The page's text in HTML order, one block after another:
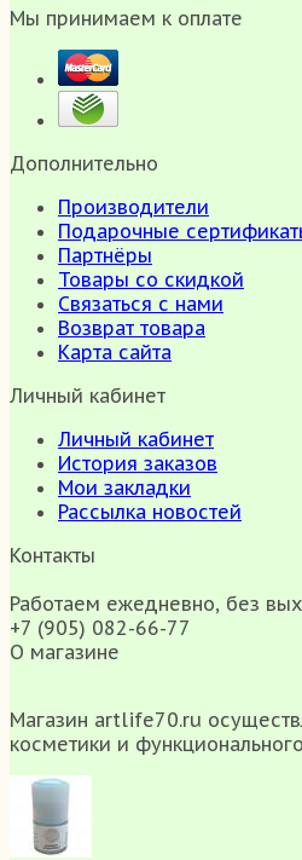
Мы принимаем к оплате
Дополнительно
Производители
Подарочные
Партнёры
Товары со скидкой
Связаться с нами
Возврат товара
Карта сайта
Личный кабинет
Личный кабинет
История заказов
Мои закладки
Рассылка новостей
Контакты
Работаем ежедневно, без
+7 (905) 082-66-77
О магазине
Магазин artlife70.ru
косметики и